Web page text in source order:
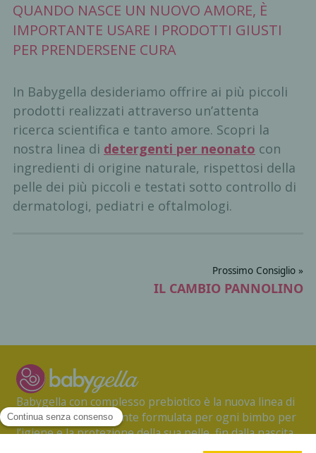
QUANDO NASCE UN NUOVO AMORE, È
IMPORTANTE USARE I PRODOTTI GIUSTI
PER PRENDERSENE CURA
In Babygella desideriamo offrire ai più piccoli
prodotti realizzati attraverso un’attenta
ricerca scientifica e tanto amore. Scopri la
nostra linea di detergenti per neonato con
ingredienti di origine naturale, rispettosi della
pelle dei più piccoli e testati sotto controllo di
dermatologi, pediatri e oftalmologi.
Prossimo Consiglio »
IL CAMBIO PANNOLINO
Babygella con complesso prebiotico è la nuova linea di
prodotti specificamente formulata per ogni bimbo per
l’igiene e la protezione della sua pelle, fin dalla nascita.